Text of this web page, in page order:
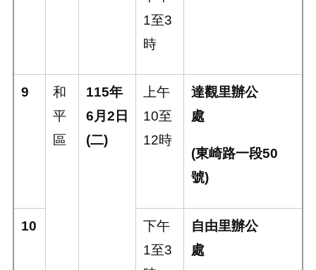
1至3
時
9
和
平
區
115年
6月 2 日
(二)
上午
10至
12時
達觀里辦公
處
(東崎路一段50
號)
10
下午
1至3
自由里辦公
處